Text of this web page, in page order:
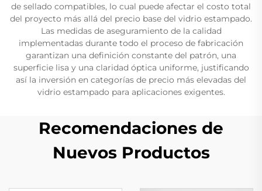
de sellado compatibles, lo cual puede afectar el costo total
del proyecto más allá del precio base del vidrio estampado.
Las medidas de aseguramiento de la calidad
implementadas durante todo el proceso de fabricación
garantizan una definición constante del patrón, una
superficie lisa y una claridad óptica uniforme, justificando
así la inversión en categorías de precio más elevadas del
vidrio estampado para aplicaciones exigentes.
Recomendaciones de
Nuevos Productos